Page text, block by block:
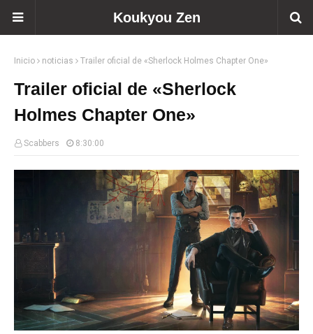
Koukyou Zen
Inicio noticias Trailer oficial de «Sherlock Holmes Chapter One»
Trailer oficial de «Sherlock
Holmes Chapter One»
Scabbers 8:30:00